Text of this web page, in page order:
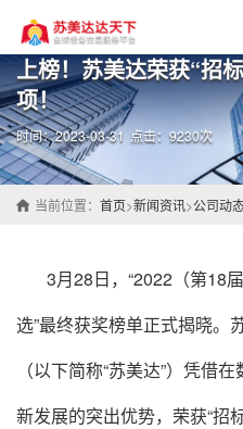
上榜！苏美达荣获“招
项！
时间：2023-03-31 点击：9230次
当前位置： 首页>新闻资讯>公司动
3月28日，“2022（第18
选”最终获奖榜单正式揭晓。
（以下简称“苏美达”）凭借
新发展的突出优势，荣获“招